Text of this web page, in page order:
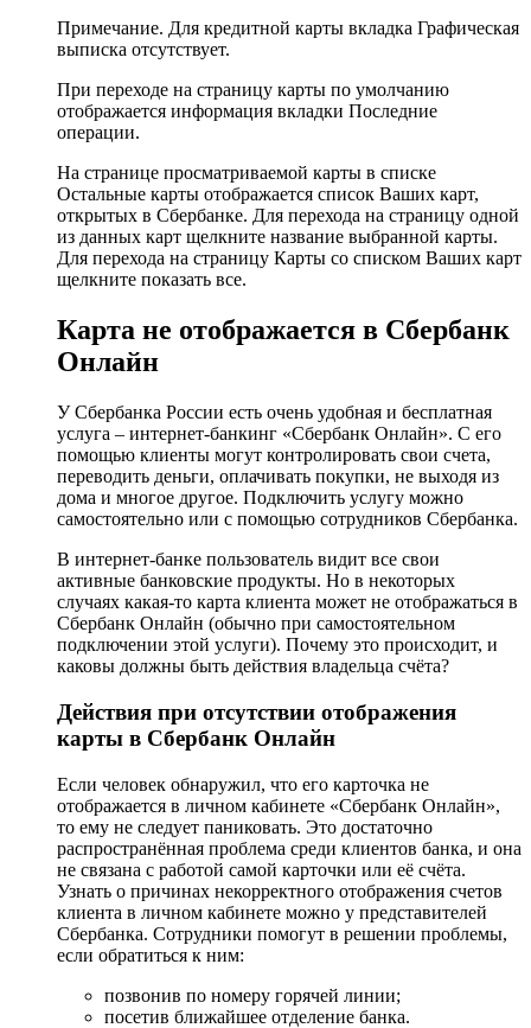
Примечание. Для кредитной карты вкладка Графическая
выписка отсутствует.
При переходе на страницу карты по умолчанию
отображается информация вкладки Последние
операции.
На странице просматриваемой карты в списке
Остальные карты отображается список Ваших карт,
открытых в Сбербанке. Для перехода на страницу одной
из данных карт щелкните название выбранной карты.
Для перехода на страницу Карты со списком Ваших карт
щелкните показать все.
Карта не отображается в Сбербанк
Онлайн
У Сбербанка России есть очень удобная и бесплатная
услуга – интернет-банкинг «Сбербанк Онлайн». С его
помощью клиенты могут контролировать свои счета,
переводить деньги, оплачивать покупки, не выходя из
дома и многое другое. Подключить услугу можно
самостоятельно или с помощью сотрудников Сбербанка.
В интернет-банке пользователь видит все свои
активные банковские продукты. Но в некоторых
случаях какая-то карта клиента может не отображаться в
Сбербанк Онлайн (обычно при самостоятельном
подключении этой услуги). Почему это происходит, и
каковы должны быть действия владельца счёта?
Действия при отсутствии отображения
карты в Сбербанк Онлайн
Если человек обнаружил, что его карточка не
отображается в личном кабинете «Сбербанк Онлайн»,
то ему не следует паниковать. Это достаточно
распространённая проблема среди клиентов банка, и она
не связана с работой самой карточки или её счёта.
Узнать о причинах некорректного отображения счетов
клиента в личном кабинете можно у представителей
Сбербанка. Сотрудники помогут в решении проблемы,
если обратиться к ним:
позвонив по номеру горячей линии;
посетив ближайшее отделение банка.